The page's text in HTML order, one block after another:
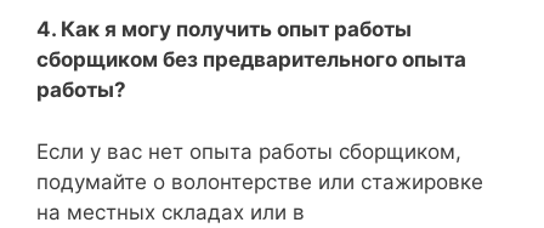
4. Как я могу получить опыт работы
сборщиком без предварительного опыта
работы?
Если у вас нет опыта работы сборщиком,
подумайте о волонтерстве или стажировке
на местных складах или в